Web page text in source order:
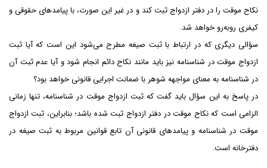
نکاح موقت را در دفتر ازدواج ثبت کند و در غیر این صورت، با پیامدهای حقوقی و
کیفری روبه‌رو خواهد شد.
سؤالی دیگری که در ارتباط با ثبت صیغه مطرح می‌شود این است که آیا ثبت
ازدواج موقت در شناسنامه نیز باید مانند نکاح دائم انجام شود و آیا عدم ثبت آن
در شناسنامه به معنای مواجهه شوهر با ضمانت اجرایی قانونی خواهد بود؟
در پاسخ به این سؤال باید گفت که ثبت ازدواج موقت در شناسنامه، تنها زمانی
الزامی است که نکاح موقت در دفتر ازدواج ثبت شده باشد؛ بنابراین، ثبت ازدواج
موقت در شناسنامه و پیامدهای قانونی آن تابع قوانین مربوط به ثبت صیغه در
دفترخانه است.